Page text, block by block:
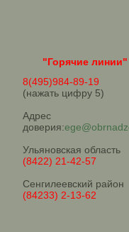
"Горячие
8(495)984-89-19
(нажать цифру 5)
Адрес
доверия:
Ульяновская область
(8422) 21-42-57
Сенгилеевский район
(84233) 2-13-62